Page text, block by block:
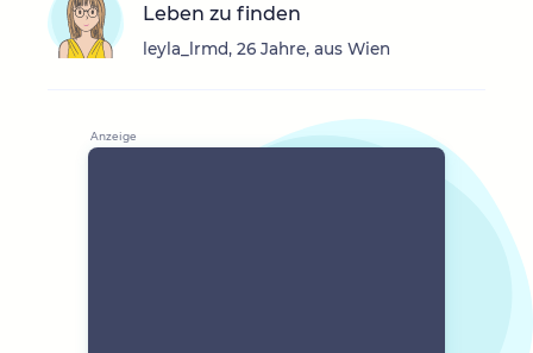
Leben zu finden
leyla_lrmd, 26 Jahre, aus Wien